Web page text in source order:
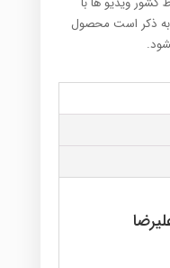
به ذکر است محصول